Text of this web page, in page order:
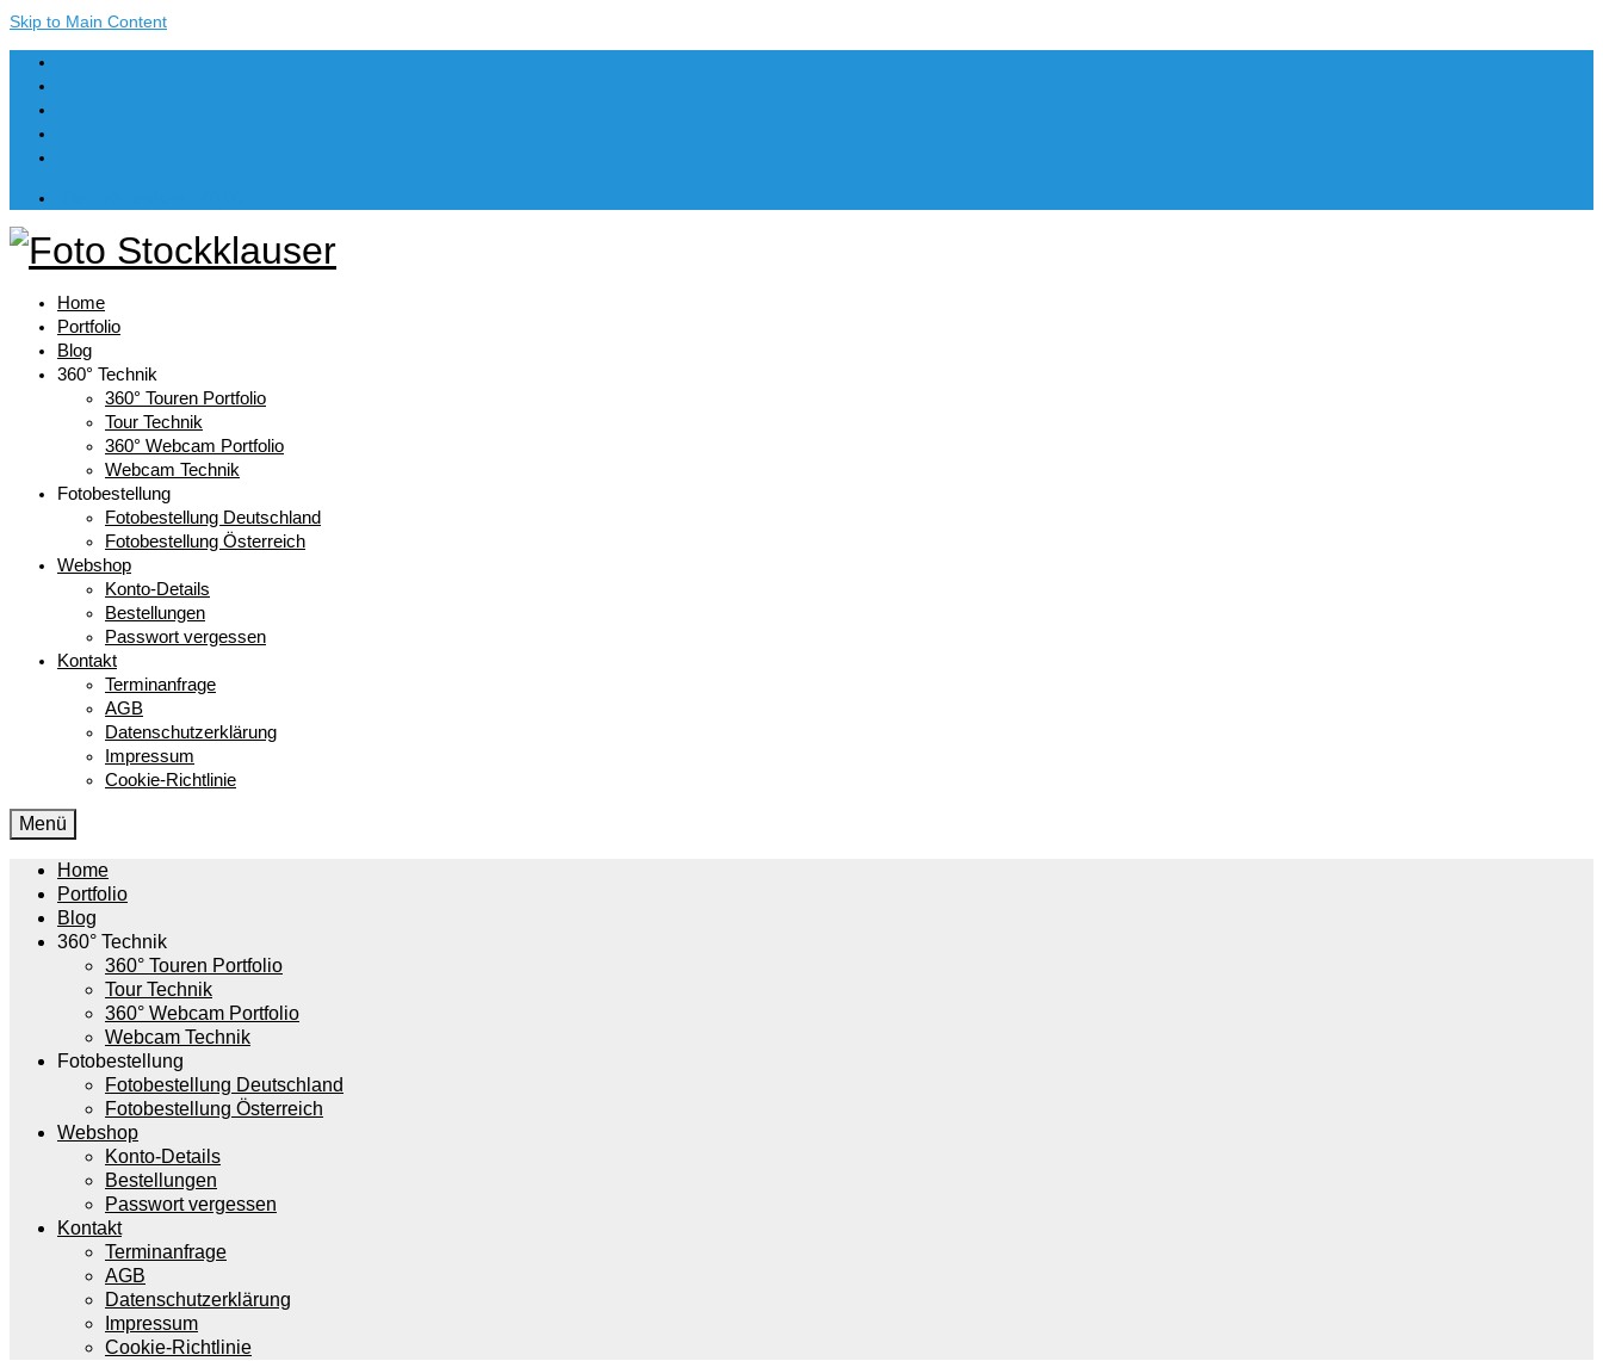
Skip to Main Content
Home
Portfolio
Blog
360° Technik
360° Touren Portfolio
Tour Technik
360° Webcam Portfolio
Webcam Technik
Fotobestellung
Fotobestellung Deutschland
Fotobestellung Österreich
Webshop
Konto-Details
Bestellungen
Passwort vergessen
Kontakt
Terminanfrage
AGB
Datenschutzerklärung
Impressum
Cookie-Richtlinie
Menü
Home
Portfolio
Blog
360° Technik
360° Touren Portfolio
Tour Technik
360° Webcam Portfolio
Webcam Technik
Fotobestellung
Fotobestellung Deutschland
Fotobestellung Österreich
Webshop
Konto-Details
Bestellungen
Passwort vergessen
Kontakt
Terminanfrage
AGB
Datenschutzerklärung
Impressum
Cookie-Richtlinie